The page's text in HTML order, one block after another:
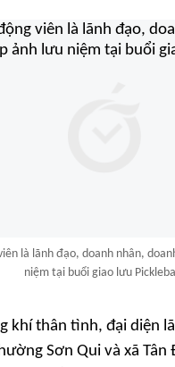
là lãnh đạo, doanh nhân,
niệm tại buổi giao lưu
khí thân tình, đại diện
Sơn Qui và xã